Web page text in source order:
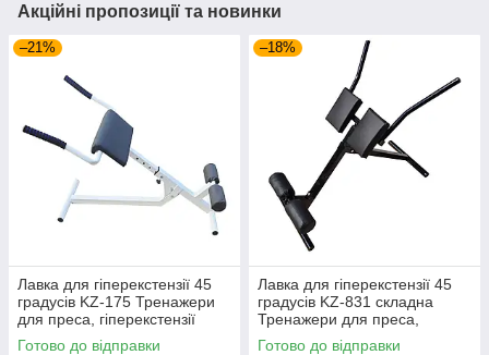
Акційні пропозиції та новинки
–21%
Лавка для гіперекстензії 45
градусів KZ-175 Тренажери
для преса, гіперекстензії
регульована
Готово до відправки
–18%
Лавка для гіперекстензії 45
градусів KZ-831 складна
Тренажери для преса,
гіперекстензії регульована
Готово до відправки